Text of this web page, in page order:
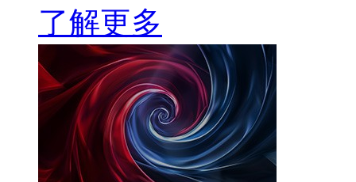
了解更多